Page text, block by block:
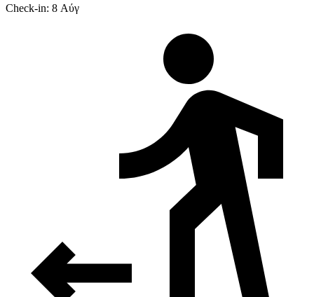
Check-in: 8 Αύγ